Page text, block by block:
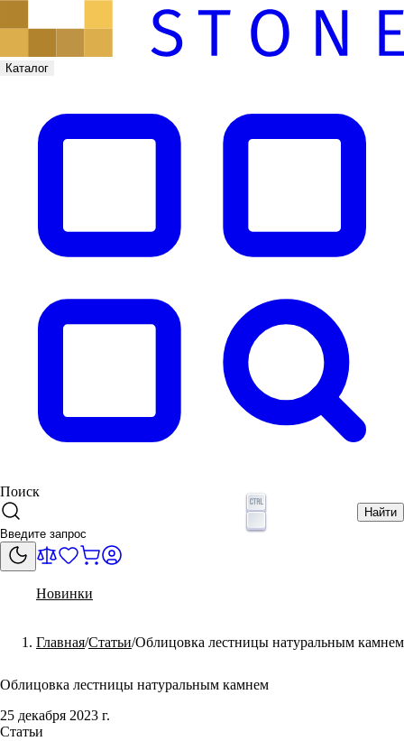
Каталог
Поиск
Найти
Новинки
Главная Статьи Облицовка лестницы натуральным камнем
Облицовка лестницы натуральным камнем
25 декабря 2023 г.
Статьи